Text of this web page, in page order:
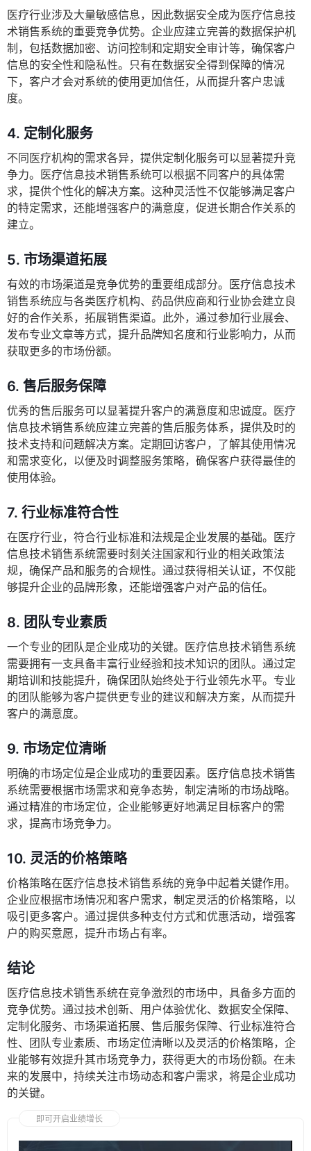
医疗行业涉及大量敏感信息，因此数据安全成为医疗信息技
术销售系统的重要竞争优势。企业应建立完善的数据保护机
制，包括数据加密、访问控制和定期安全审计等，确保客户
信息的安全性和隐私性。只有在数据安全得到保障的情况
下，客户才会对系统的使用更加信任，从而提升客户忠诚
度。
4. 定制化服务
不同医疗机构的需求各异，提供定制化服务可以显著提升竞
争力。医疗信息技术销售系统可以根据不同客户的具体需
求，提供个性化的解决方案。这种灵活性不仅能够满足客户
的特定需求，还能增强客户的满意度，促进长期合作关系的
建立。
5. 市场渠道拓展
有效的市场渠道是竞争优势的重要组成部分。医疗信息技术
销售系统应与各类医疗机构、药品供应商和行业协会建立良
好的合作关系，拓展销售渠道。此外，通过参加行业展会、
发布专业文章等方式，提升品牌知名度和行业影响力，从而
获取更多的市场份额。
6. 售后服务保障
优秀的售后服务可以显著提升客户的满意度和忠诚度。医疗
信息技术销售系统应建立完善的售后服务体系，提供及时的
技术支持和问题解决方案。定期回访客户，了解其使用情况
和需求变化，以便及时调整服务策略，确保客户获得最佳的
使用体验。
7. 行业标准符合性
在医疗行业，符合行业标准和法规是企业发展的基础。医疗
信息技术销售系统需要时刻关注国家和行业的相关政策法
规，确保产品和服务的合规性。通过获得相关认证，不仅能
够提升企业的品牌形象，还能增强客户对产品的信任。
8. 团队专业素质
一个专业的团队是企业成功的关键。医疗信息技术销售系统
需要拥有一支具备丰富行业经验和技术知识的团队。通过定
期培训和技能提升，确保团队始终处于行业领先水平。专业
的团队能够为客户提供更专业的建议和解决方案，从而提升
客户的满意度。
9. 市场定位清晰
明确的市场定位是企业成功的重要因素。医疗信息技术销售
系统需要根据市场需求和竞争态势，制定清晰的市场战略。
通过精准的市场定位，企业能够更好地满足目标客户的需
求，提高市场竞争力。
10. 灵活的价格策略
价格策略在医疗信息技术销售系统的竞争中起着关键作用。
企业应根据市场情况和客户需求，制定灵活的价格策略，以
吸引更多客户。通过提供多种支付方式和优惠活动，增强客
户的购买意愿，提升市场占有率。
结论
医疗信息技术销售系统在竞争激烈的市场中，具备多方面的
竞争优势。通过技术创新、用户体验优化、数据安全保障、
定制化服务、市场渠道拓展、售后服务保障、行业标准符合
性、团队专业素质、市场定位清晰以及灵活的价格策略，企
业能够有效提升其市场竞争力，获得更大的市场份额。在未
来的发展中，持续关注市场动态和客户需求，将是企业成功
的关键。
即可开启业绩增长